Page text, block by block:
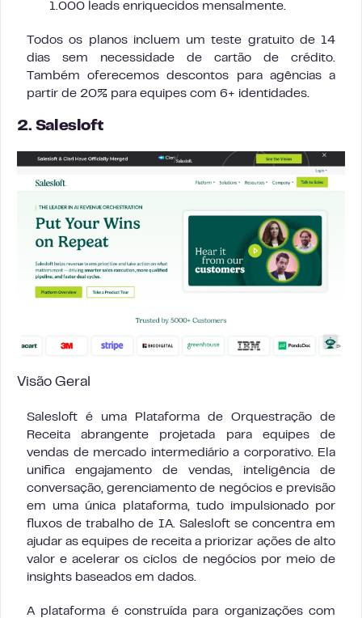
1.000 leads enriquecidos mensalmente.
Todos os planos incluem um teste gratuito de 14
dias sem necessidade de cartão de crédito.
Também oferecemos descontos para agências a
partir de 20% para equipes com 6+ identidades.
2. Salesloft
Visão Geral
Salesloft é uma Plataforma de Orquestração de
Receita abrangente projetada para equipes de
vendas de mercado intermediário a corporativo. Ela
unifica engajamento de vendas, inteligência de
conversação, gerenciamento de negócios e previsão
em uma única plataforma, tudo impulsionado por
fluxos de trabalho de IA. Salesloft se concentra em
ajudar as equipes de receita a priorizar ações de alto
valor e acelerar os ciclos de negócios por meio de
insights baseados em dados.
A plataforma é construída para organizações com